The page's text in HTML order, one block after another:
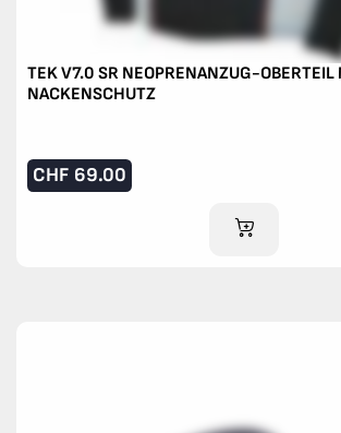
TEK V7.0 SR NEOPRENANZUG-OBERTEIL
NACKENSCHUTZ
CHF 69.00
IM WARENKORB